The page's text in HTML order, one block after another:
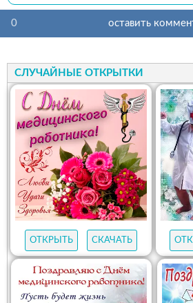
0 оставить
СЛУЧАЙНЫЕ ОТКРЫТКИ
ОТКРЫТЬ СКАЧАТЬ